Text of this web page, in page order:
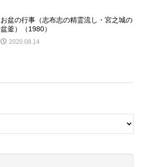
お盆の行事（志布志の精霊流し・宮之城の
盆釜）（1980）
2020.08.14